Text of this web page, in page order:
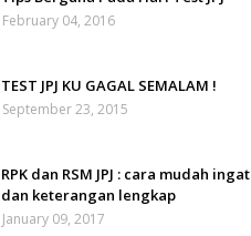
February 04, 2016
TEST JPJ KU GAGAL SEMALAM !
September 23, 2015
RPK dan RSM JPJ : cara mudah ingat
dan keterangan lengkap
January 09, 2017